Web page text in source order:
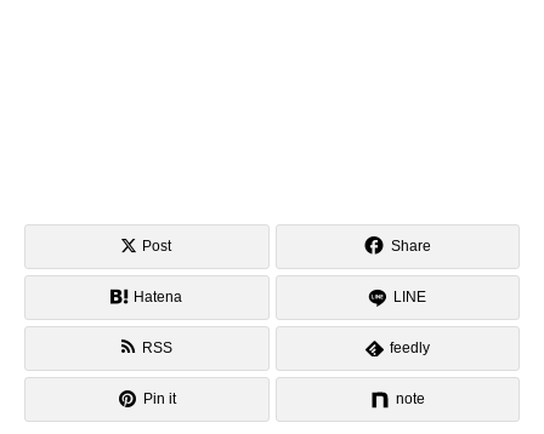
Post Share
Hatena LINE
RSS feedly
Pin it note